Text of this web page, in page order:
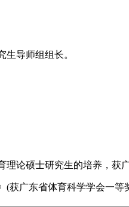
导师组组长。
论硕士研究生的培养，获
广东省体育科学学会一等